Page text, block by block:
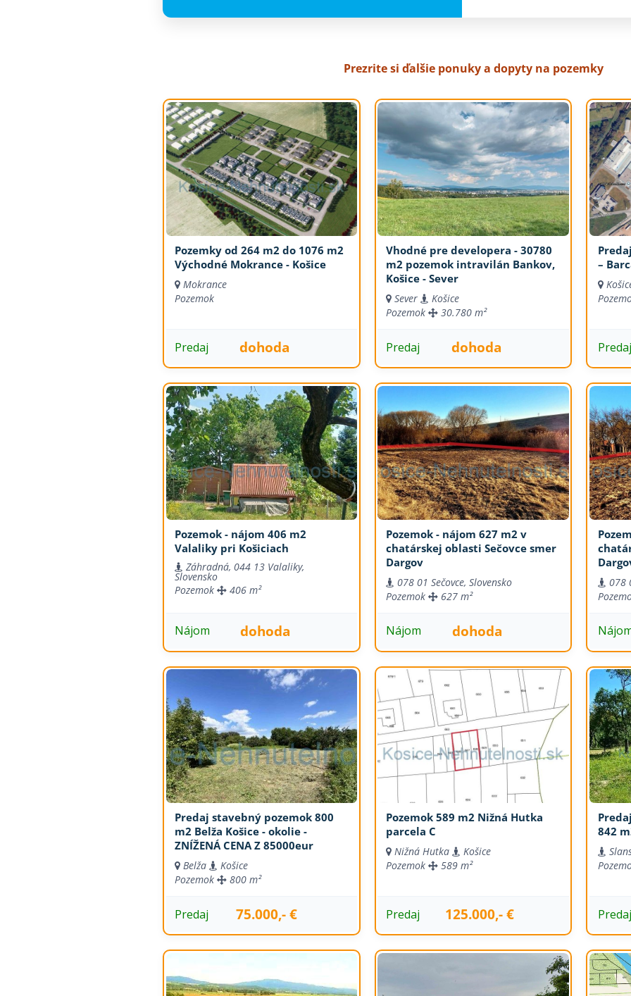
Prezrite si ďalšie ponuky a dopyty na pozemky
Pozemky od 264 m2 do 1076 m2
Východné Mokrance - Košice
Mokrance
Pozemok
Predaj dohoda
Vhodné pre developera - 30780
m2 pozemok intravilán Bankov,
Košice - Sever
Sever
Košice
Pozemok
30.780 m²
Predaj dohoda
–
Pozemok - nájom 406 m2
Valaliky pri Košiciach
Záhradná, 044 13 Valaliky,
Slovensko
Pozemok
406 m²
Nájom dohoda
Pozemok - nájom 627 m2 v
chatárskej oblasti Sečovce smer
Dargov
078 01 Sečovce, Slovensko
Pozemok
627 m²
Nájom dohoda
078
Predaj stavebný pozemok 800
m2 Belža Košice - okolie -
ZNÍŽENÁ CENA Z 85000eur
Belža
Košice
Pozemok
800 m²
Predaj 75.000,- €
Pozemok 589 m2 Nižná Hutka
parcela C
Nižná Hutka
Košice
Pozemok
589 m²
Predaj 125.000,- €
842